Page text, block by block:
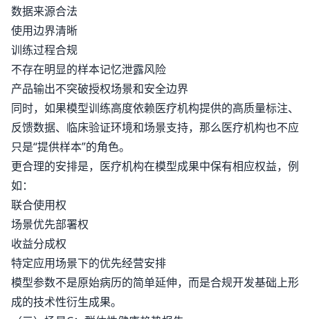
数据来源合法
使用边界清晰
训练过程合规
不存在明显的样本记忆泄露风险
产品输出不突破授权场景和安全边界
同时，如果模型训练高度依赖医疗机构提供的高质量标注、
反馈数据、临床验证环境和场景支持，那么医疗机构也不应
只是“提供样本”的角色。
更合理的安排是，医疗机构在模型成果中保有相应权益，例
如：
联合使用权
场景优先部署权
收益分成权
特定应用场景下的优先经营安排
模型参数不是原始病历的简单延伸，而是合规开发基础上形
成的技术性衍生成果。